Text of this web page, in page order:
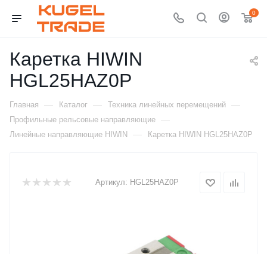
0
Каретка HIWIN
HGL25HAZ0P
Главная — Каталог — Техника линейных перемещений —
Профильные рельсовые направляющие —
Линейные направляющие HIWIN — Каретка HIWIN HGL25HAZ0P
Артикул: HGL25HAZ0P